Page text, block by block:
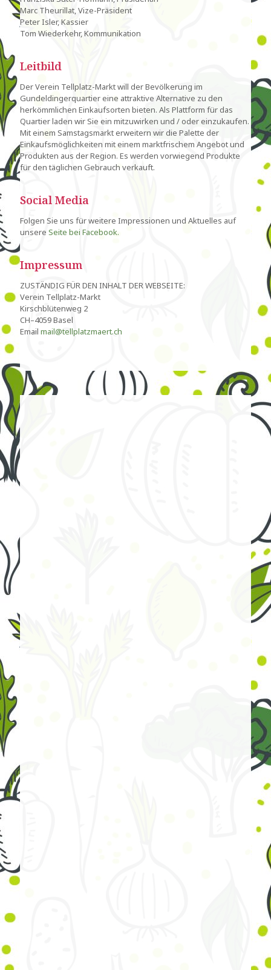
Marc Theurillat, Vize-Präsident
Peter Isler, Kassier
Tom Wiederkehr, Kommunikation
Leitbild
Der Verein Tellplatz-Markt will der Bevölkerung im
Gundeldingerquartier eine attraktive Alternative zu den
herkömmlichen Einkaufsorten bieten. Als Plattform für das
Quartier laden wir Sie ein mitzuwirken und / oder einzukaufen.
Mit einem Samstagsmarkt erweitern wir die Palette der
Einkaufsmöglichkeiten mit einem marktfrischem Angebot und
Produkten aus der Region. Es werden vorwiegend Produkte
für den täglichen Gebrauch verkauft.
Social Media
Folgen Sie uns für weitere Impressionen und Aktuelles auf
unsere Seite bei Facebook.
Impressum
ZUSTÄNDIG FÜR DEN INHALT DER WEBSEITE:
Verein Tellplatz-Markt
Kirschblütenweg 2
CH–4059 Basel
Email mail@tellplatzmaert.ch